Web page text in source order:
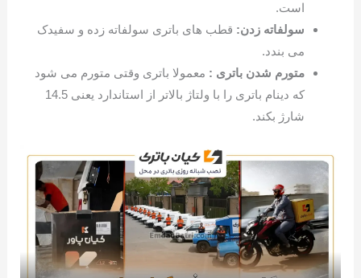
است.
سولفاته زدن: قطب های باتری سولفاته زده و سفیدک
می بندد.
متورم شدن باتری : معمولا باتری وقتی متورم می شود
که دینام باتری را با ولتاژ بالاتر از استاندارد یعنی 14.5
شارژ بکند.